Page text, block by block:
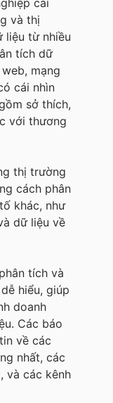
cái
và thị
liệu từ nhiều
tích dữ
mạng
cái nhìn
sở thích,
với thương
thị trường
cách phân
khác, như
dữ liệu về
tích và
hiểu, giúp
doanh
Các báo
về các
nhất, các
và các kênh